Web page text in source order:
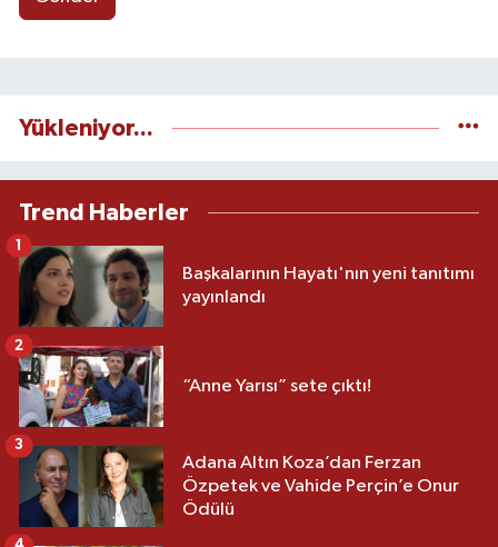
Yükleniyor...
Trend Haberler
Başkalarının Hayatı'nın yeni tanıtımı
yayınlandı
1
“Anne Yarısı” sete çıktı!
2
Adana Altın Koza’dan Ferzan
Özpetek ve Vahide Perçin’e Onur
Ödülü
3